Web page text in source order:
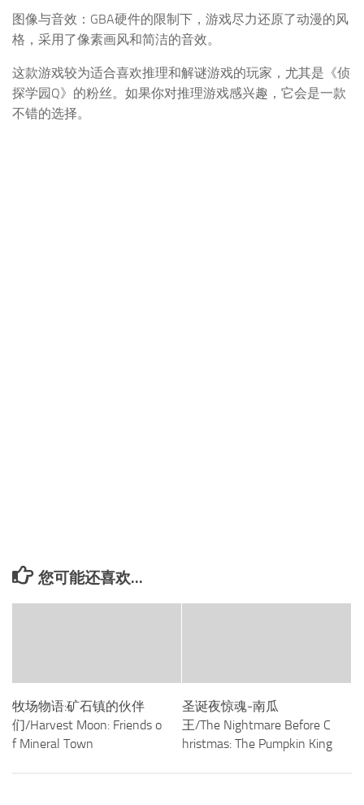
图像与音效：GBA硬件的限制下，游戏尽力还原了动漫的风
格，采用了像素画风和简洁的音效。
这款游戏较为适合喜欢推理和解谜游戏的玩家，尤其是《侦
探学园Q》的粉丝。如果你对推理游戏感兴趣，它会是一款
不错的选择。
您可能还喜欢...
牧场物语:矿石镇的伙伴
们/Harvest Moon: Friends o
f Mineral Town
圣诞夜惊魂-南瓜
王/The Nightmare Before C
hristmas: The Pumpkin King